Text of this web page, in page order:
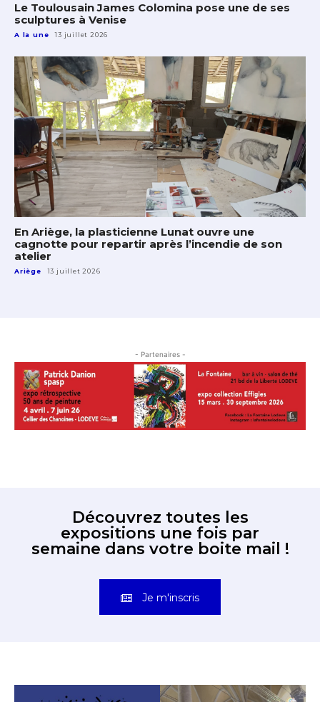
Le Toulousain James Colomina pose une de ses
sculptures à Venise
A la une 13 juillet 2026
En Ariège, la plasticienne Lunat ouvre une
cagnotte pour repartir après l’incendie de son
atelier
Ariège 13 juillet 2026
- Partenaires -
Découvrez toutes les
expositions une fois par
semaine dans votre boite mail !
Je m'inscris